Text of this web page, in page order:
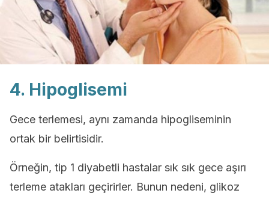
4. Hipoglisemi
Gece terlemesi, aynı zamanda hipogliseminin
ortak bir belirtisidir.
Örneğin, tip 1 diyabetli hastalar sık sık gece aşırı
terleme atakları geçirirler. Bunun nedeni, glikoz